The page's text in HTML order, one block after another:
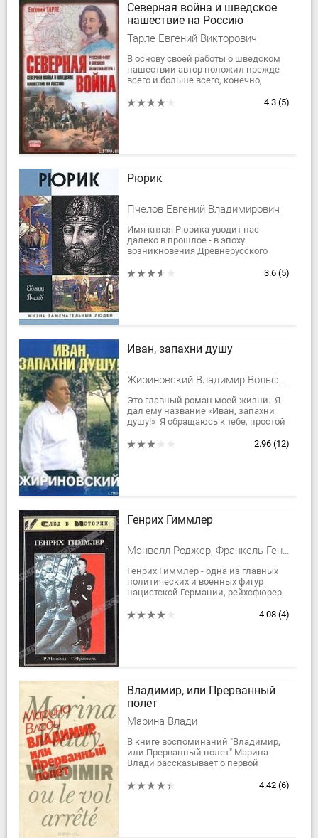
Северная война и шведское
нашествие на Россию
Тарле Евгений Викторович
В основу своей работы о шведском
нашествии автор положил прежде
всего и больше всего, конечно,
неизданные архивные данные, так и
4.3 (5)
Рюрик
Пчелов Евгений Владимирович
Имя князя Рюрика уводит нас
далеко в прошлое - в эпоху
возникновения Древнерусского
легенде, в IX веке тремя братьями-
3.6 (5)
Иван, запахни душу
Жириновский Владимир Вольфович
Это главный роман моей жизни. Я
дал ему название «Иван, запахни
душу!» Я обращаюсь к тебе, простой
тебя. Я люблю тебя, потому что ты...
2.96 (12)
Генрих Гиммлер
Мэнвелл Роджер, Франкель Генрих
Генрих Гиммлер - одна из главных
политических и военных фигур
нацистской Германии, рейхсфюрер
значительные и таинственные4.08 (4)
Владимир, или Прерванный
полет
Марина Влади
В книге воспоминаний "Владимир,
или Прерванный полет" Марина
Влади рассказывает о первой
Владимиром Высоцким.
4.42 (6)